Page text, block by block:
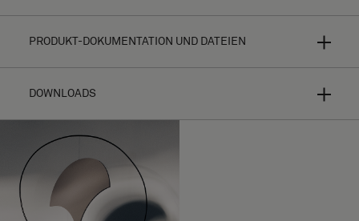
PRODUKT-DOKUMENTATION UND DATEIEN
Bolon Studio ist ein Konzept ausgewählter Fliesenformen
Sie diese mit fast allen Bodenbelagskollektionen - die
Gestaltungsmöglichkeiten sind endlos.
Je nach Wahl der Textur, der Farbe und der Richtung des
Schussfadens werden die Lichtreflexe Ihr Design völlig
unterschiedlich aussehen lassen. Weitere Informationen
DOWNLOADS
Verlegeanleitung
Hochauflösendes Bildmaterial (.zip)